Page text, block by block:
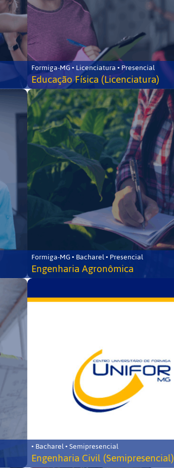
Formiga-MG • Licenciatura • Presencial
Educação Física (Licenciatura)
Formiga-MG • Bacharel • Presencial
Engenharia Agronômica
• Bacharel • Semipresencial
Engenharia Civil (Semipresencial)